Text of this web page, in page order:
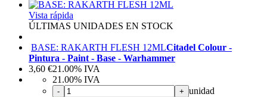
Vista rápida
ÚLTIMAS UNIDADES EN STOCK
BASE: RAKARTH FLESH 12MLCitadel Colour -
Pintura - Paint - Base - Warhammer
3,60 €21.00% IVA
21.00% IVA
- + unidad